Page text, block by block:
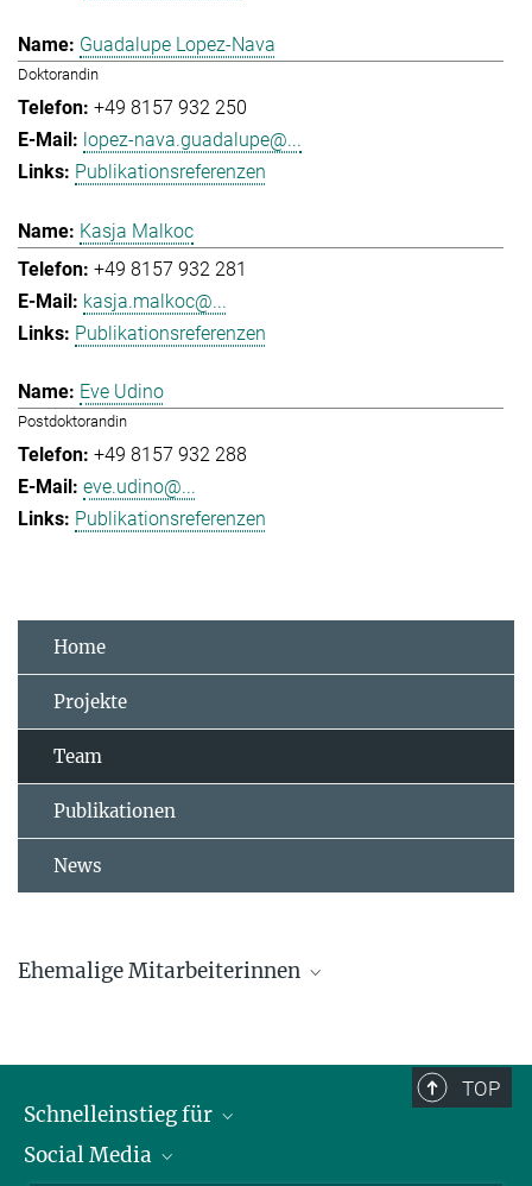
Guadalupe Lopez-Nava
Doktorandin
+49 8157 932 250
lopez-nava.guadalupe@...
Publikationsreferenzen
Kasja Malkoc
+49 8157 932 281
kasja.malkoc@...
Publikationsreferenzen
Eve Udino
Postdoktorandin
+49 8157 932 288
eve.udino@...
Publikationsreferenzen
Home
Projekte
Team
Publikationen
News
Ehemalige Mitarbeiterinnen
Caroline Deimel
TOP
Schnelleinstieg für
Journalist*innen
Social Media